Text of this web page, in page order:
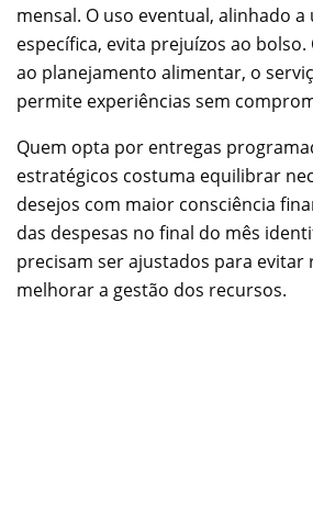
mensal. O uso eventual, alinhado a
específica, evita prejuízos ao
ao planejamento alimentar, o
permite experiências sem
Quem opta por entregas
estratégicos costuma equilibrar
desejos com maior consciência
das despesas no final do mês
precisam ser ajustados para evitar
melhorar a gestão dos recursos.